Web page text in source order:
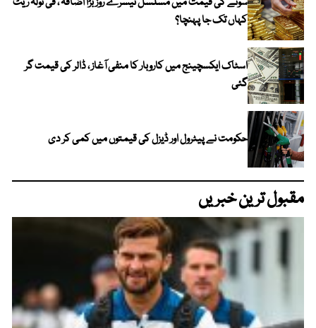
کہاں تک جا پہنچا؟
اسٹاک ایکسچینج میں کاروبار کا منفی آغاز ، ڈالر کی قیمت گر
گئی
حکومت نے پیٹرول اور ڈیزل کی قیمتوں میں کمی کر دی
مقبول ترین خبریں